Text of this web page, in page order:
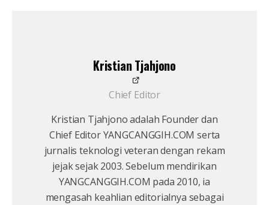
Kristian Tjahjono
Chief Editor
Kristian Tjahjono adalah Founder dan
Chief Editor YANGCANGGIH.COM serta
jurnalis teknologi veteran dengan rekam
jejak sejak 2003. Sebelum mendirikan
YANGCANGGIH.COM pada 2010, ia
mengasah keahlian editorialnya sebagai